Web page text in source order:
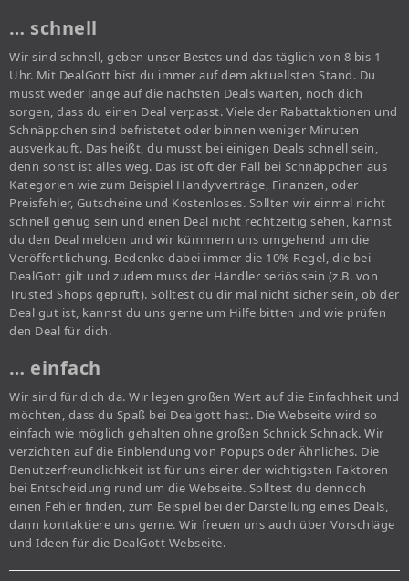
… schnell
Wir sind schnell, geben unser Bestes und das täglich von 8 bis 1
Uhr. Mit DealGott bist du immer auf dem aktuellsten Stand. Du
musst weder lange auf die nächsten Deals warten, noch dich
sorgen, dass du einen Deal verpasst. Viele der Rabattaktionen und
Schnäppchen sind befristetet oder binnen weniger Minuten
ausverkauft. Das heißt, du musst bei einigen Deals schnell sein,
denn sonst ist alles weg. Das ist oft der Fall bei Schnäppchen aus
Kategorien wie zum Beispiel Handyverträge, Finanzen, oder
Preisfehler, Gutscheine und Kostenloses. Sollten wir einmal nicht
schnell genug sein und einen Deal nicht rechtzeitig sehen, kannst
du den Deal melden und wir kümmern uns umgehend um die
Veröffentlichung. Bedenke dabei immer die 10% Regel, die bei
DealGott gilt und zudem muss der Händler seriös sein (z.B. von
Trusted Shops geprüft). Solltest du dir mal nicht sicher sein, ob der
Deal gut ist, kannst du uns gerne um Hilfe bitten und wie prüfen
den Deal für dich.
… einfach
Wir sind für dich da. Wir legen großen Wert auf die Einfachheit und
möchten, dass du Spaß bei Dealgott hast. Die Webseite wird so
einfach wie möglich gehalten ohne großen Schnick Schnack. Wir
verzichten auf die Einblendung von Popups oder Ähnliches. Die
Benutzerfreundlichkeit ist für uns einer der wichtigsten Faktoren
bei Entscheidung rund um die Webseite. Solltest du dennoch
einen Fehler finden, zum Beispiel bei der Darstellung eines Deals,
dann kontaktiere uns gerne. Wir freuen uns auch über Vorschläge
und Ideen für die DealGott Webseite.